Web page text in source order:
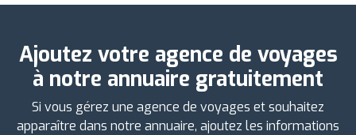
Ajoutez votre agence de voyages
à notre annuaire gratuitement
Si vous gérez une agence de voyages et souhaitez
apparaître dans notre annuaire, ajoutez les informations